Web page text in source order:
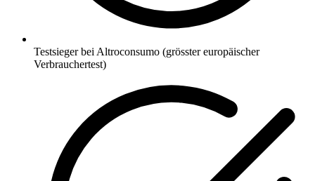
Testsieger bei Altroconsumo (grösster europäischer
Verbrauchertest)